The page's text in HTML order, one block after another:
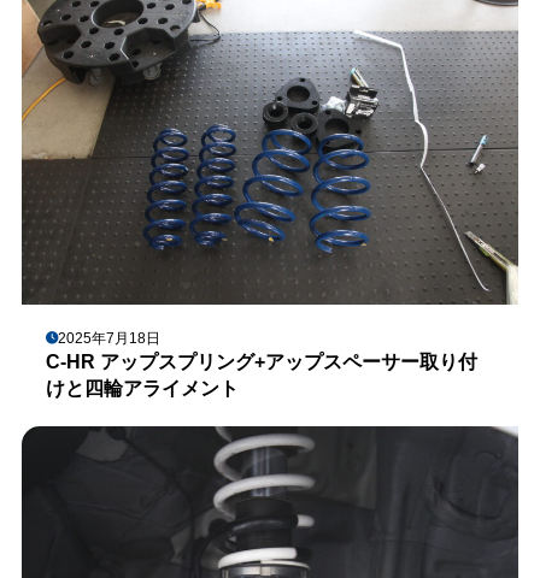
2025年7月18日
C-HR アップスプリング+アップスペーサー取り付
けと四輪アライメント